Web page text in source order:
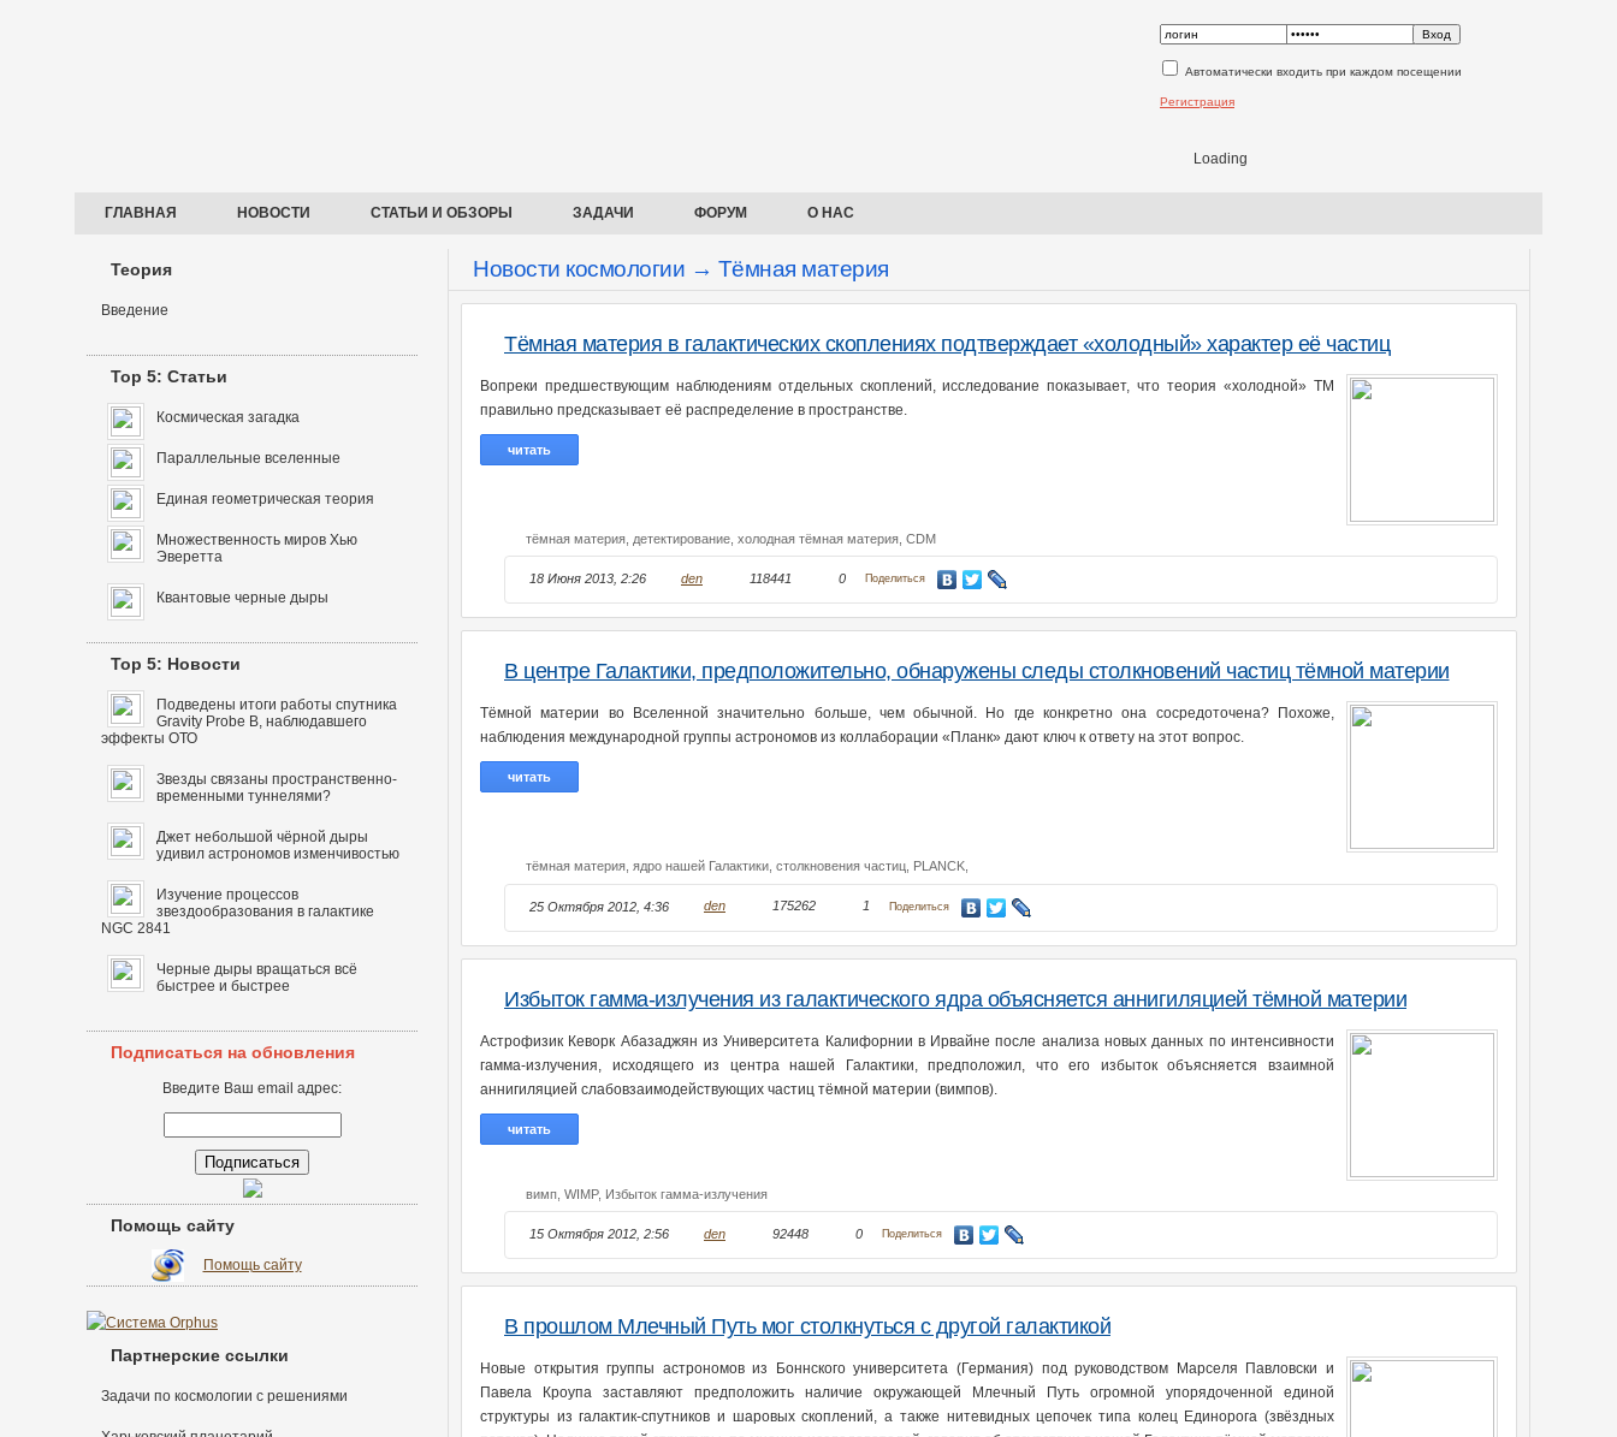
Автоматически входить при каждом посещении
Регистрация
Loading
ГЛАВНАЯ НОВОСТИ СТАТЬИ И ОБЗОРЫ ЗАДАЧИ ФОРУМ О НАС
Новости космологии → Тёмная материя
Тёмная материя в галактических скоплениях подтверждает «холодный» характер её частиц
Вопреки предшествующим наблюдениям отдельных скоплений, исследование показывает, что теория «холодной» ТМ
правильно предсказывает её распределение в пространстве.
читать
тёмная материя, детектирование, холодная тёмная материя, CDM
18 Июня 2013, 2:26 den 118441 0 Поделиться
В центре Галактики, предположительно, обнаружены следы столкновений частиц тёмной материи
Тёмной материи во Вселенной значительно больше, чем обычной. Но где конкретно она сосредоточена? Похоже,
наблюдения международной группы астрономов из коллаборации «Планк» дают ключ к ответу на этот вопрос.
читать
тёмная материя, ядро нашей Галактики, столкновения частиц, PLANCK,
25 Октября 2012, 4:36 den 175262 1 Поделиться
Избыток гамма-излучения из галактического ядра объясняется аннигиляцией тёмной материи
Астрофизик Кеворк Абазаджян из Университета Калифорнии в Ирвайне после анализа новых данных по интенсивности
гамма-излучения, исходящего из центра нашей Галактики, предположил, что его избыток объясняется взаимной
аннигиляцией слабовзаимодействующих частиц тёмной материи (вимпов).
читать
вимп, WIMP, Избыток гамма-излучения
15 Октября 2012, 2:56 den 92448 0 Поделиться
В прошлом Млечный Путь мог столкнуться с другой галактикой
Новые открытия группы астрономов из Боннского университета (Германия) под руководством Марселя Павловски и
Павела Кроупа заставляют предположить наличие окружающей Млечный Путь огромной упорядоченной единой
структуры из галактик-спутников и шаровых скоплений, а также нитевидных цепочек типа колец Единорога (звёздных
Теория
Введение
Top 5: Статьи
Космическая загадка
Параллельные вселенные
Единая геометрическая теория
Множественность миров Хью
Эверетта
Квантовые черные дыры
Top 5: Новости
Подведены итоги работы спутника
Gravity Probe B, наблюдавшего
эффекты ОТО
Звезды связаны пространственно-
временными туннелями?
Джет небольшой чёрной дыры
удивил астрономов изменчивостью
Изучение процессов
звездообразования в галактике
NGC 2841
Черные дыры вращаться всё
быстрее и быстрее
Подписаться на обновления
Введите Ваш email адрес:
Помощь сайту
Помощь сайту
Партнерские ссылки
Задачи по космологии с решениями